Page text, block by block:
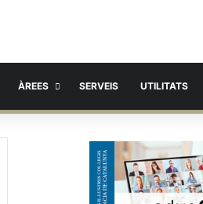
ÀREES SERVEIS UTILITATS